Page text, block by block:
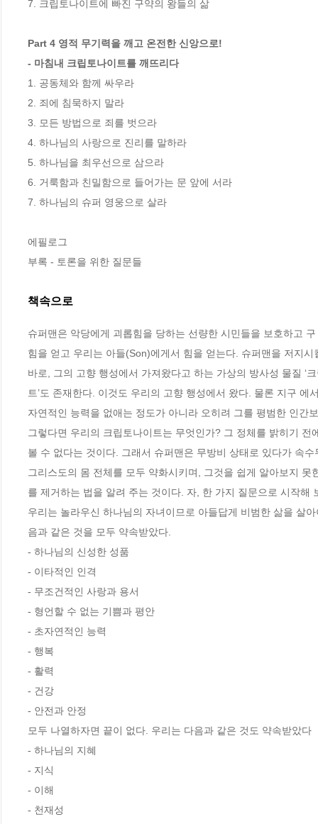
7. 크립토나이트에 빠진 구약의 왕들의 삶
Part 4 영적 무기력을 깨고 온전한 신앙으로!
- 마침내 크립토나이트를 깨뜨리다
1. 공동체와 함께 싸우라
2. 죄에 침묵하지 말라
3. 모든 방법으로 죄를 벗으라
4. 하나님의 사랑으로 진리를 말하라
5. 하나님을 최우선으로 삼으라
6. 거룩함과 친밀함으로 들어가는 문 앞에 서라
7. 하나님의 슈퍼 영웅으로 살라
에필로그
부록 - 토론을 위한 질문들
책속으로
슈퍼맨은 악당에게 괴롭힘을 당하는 선량한 시민들을 보호하고
힘을 얻고 우리는 아들(Son)에게서 힘을 얻는다. 슈퍼맨을 저지
바로, 그의 고향 행성에서 가져왔다고 하는 가상의 방사성 물질 ‘
트’도 존재한다. 이것도 우리의 고향 행성에서 왔다. 물론 지구
자연적인 능력을 없애는 정도가 아니라 오히려 그를 평범한 인
그렇다면 우리의 크립토나이트는 무엇인가? 그 정체를 밝히기
볼 수 없다는 것이다. 그래서 슈퍼맨은 무방비 상태로 있다가 속
그리스도의 몸 전체를 모두 약화시키며, 그것을 쉽게 알아보지
를 제거하는 법을 알려 주는 것이다. 자, 한 가지 질문으로 시작해
우리는 놀라우신 하나님의 자녀이므로 아들답게 비범한 삶을 살
음과 같은 것을 모두 약속받았다.
- 하나님의 신성한 성품
- 이타적인 인격
- 무조건적인 사랑과 용서
- 형언할 수 없는 기쁨과 평안
- 초자연적인 능력
- 행복
- 활력
- 건강
- 안전과 안정
모두 나열하자면 끝이 없다. 우리는 다음과 같은 것도 약속받았다
- 하나님의 지혜
- 지식
- 이해
- 천재성